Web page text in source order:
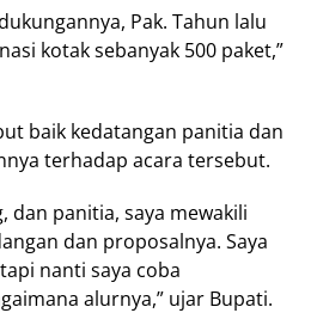
Pak. Tahun lalu
kotak sebanyak 500 paket,”
baik kedatangan panitia dan
terhadap acara tersebut.
dan panitia, saya mewakili
dan proposalnya. Saya
nanti saya coba
alurnya,” ujar Bupati.